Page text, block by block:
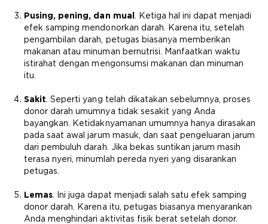
Pusing, pening, dan mual
. Ketiga hal ini dapat menjadi
efek samping mendonorkan darah. Karena itu, setelah
pengambilan darah, petugas biasanya memberikan
makanan atau minuman bernutrisi. Manfaatkan waktu
istirahat dengan mengonsumsi makanan dan minuman
itu.
Sakit . Seperti yang telah dikatakan sebelumnya, proses
donor darah umumnya tidak sesakit yang Anda
bayangkan. Ketidaknyamanan umumnya hanya dirasakan
pada saat awal jarum masuk, dan saat pengeluaran jarum
dari pembuluh darah. Jika bekas suntikan jarum masih
terasa nyeri, minumlah pereda nyeri yang disarankan
petugas.
Lemas . Ini juga dapat menjadi salah satu efek samping
donor darah. Karena itu, petugas biasanya menyarankan
Anda menghindari aktivitas fisik berat setelah donor.